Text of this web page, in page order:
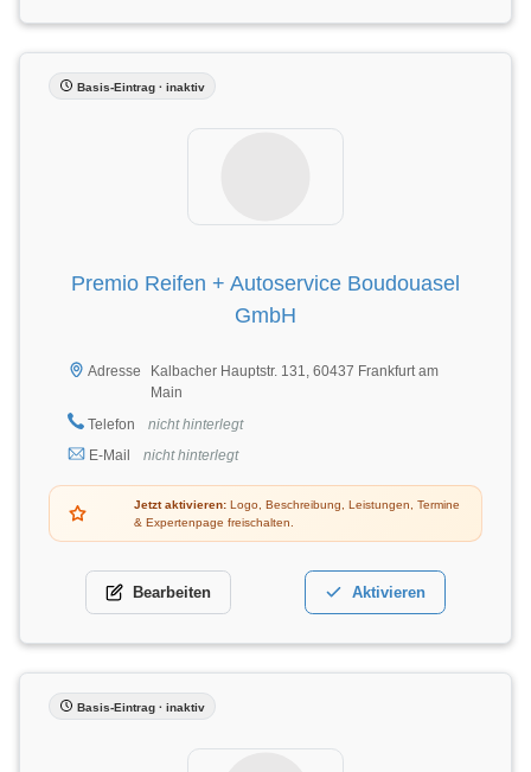
Basis-Eintrag · inaktiv
Premio Reifen + Autoservice Boudouasel
GmbH
Adresse
Kalbacher Hauptstr. 131, 60437 Frankfurt am
Main
Telefon
nicht hinterlegt
E-Mail
nicht hinterlegt
Jetzt aktivieren: Logo, Beschreibung, Leistungen, Termine
& Expertenpage freischalten.
Bearbeiten Aktivieren
Basis-Eintrag · inaktiv